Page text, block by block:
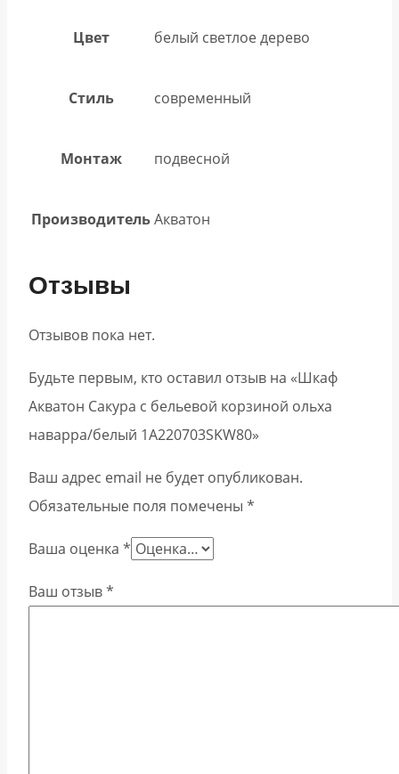
Цвет белый светлое дерево
Стиль современный
Монтаж подвесной
ПроизводительАкватон
Отзывы
Отзывов пока нет.
Будьте первым, кто оставил отзыв на «Шкаф
Акватон Сакура с бельевой корзиной ольха
наварра/белый 1A220703SKW80»
Ваш адрес email не будет опубликован.
Обязательные поля помечены *
Ваша оценка *
Ваш отзыв*